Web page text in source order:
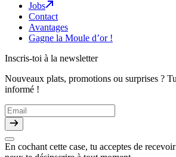
Jobs
Contact
Avantages
Gagne la Moule d’or !
Inscris-toi à la newsletter
Nouveaux plats, promotions ou surprises ?
informé !
En cochant cette case, tu acceptes de